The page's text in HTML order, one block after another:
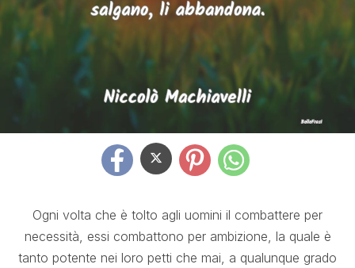
Ogni volta che è tolto agli uomini il combattere per
necessità, essi combattono per ambizione, la quale è
tanto potente nei loro petti che mai, a qualunque grado